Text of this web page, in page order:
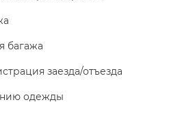
багажа
заезда/отъезда
одежды